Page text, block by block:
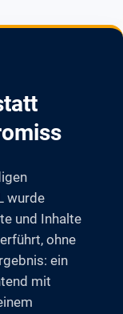
wurde
und Inhalte
ohne
ein
mit